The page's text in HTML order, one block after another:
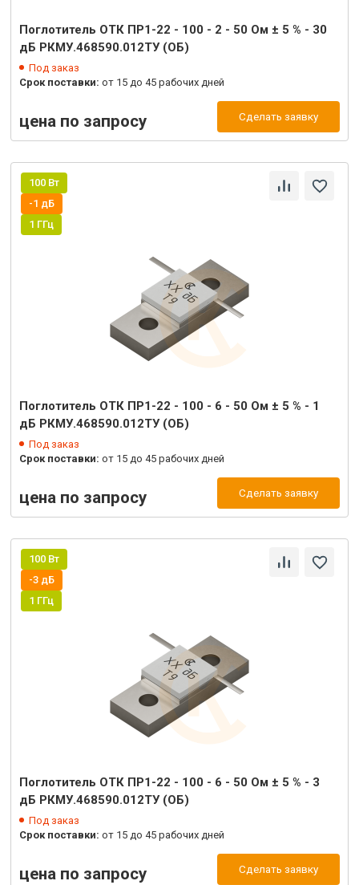
Поглотитель ОТК ПР1-22 - 100 - 2 - 50 Ом ± 5 % - 30
дБ РКМУ.468590.012ТУ (ОБ)
Под заказ
Срок поставки:от 15 до 45 рабочих дней
цена по запросу Сделать заявку
100 Вт
-1 дБ
1 ГГц
Поглотитель ОТК ПР1-22 - 100 - 6 - 50 Ом ± 5 % - 1
дБ РКМУ.468590.012ТУ (ОБ)
Под заказ
Срок поставки:от 15 до 45 рабочих дней
цена по запросу Сделать заявку
100 Вт
-3 дБ
1 ГГц
Поглотитель ОТК ПР1-22 - 100 - 6 - 50 Ом ± 5 % - 3
дБ РКМУ.468590.012ТУ (ОБ)
Под заказ
Срок поставки:от 15 до 45 рабочих дней
цена по запросу Сделать заявку